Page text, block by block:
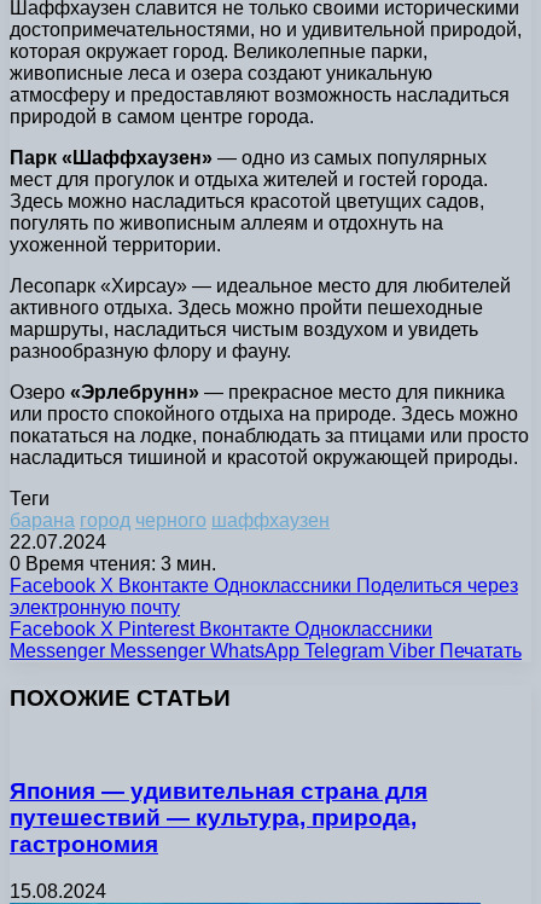
Шаффхаузен славится не только своими историческими
достопримечательностями, но и удивительной природой,
которая окружает город. Великолепные парки,
живописные леса и озера создают уникальную
атмосферу и предоставляют возможность насладиться
природой в самом центре города.
Парк «Шаффхаузен» — одно из самых популярных
мест для прогулок и отдыха жителей и гостей города.
Здесь можно насладиться красотой цветущих садов,
погулять по живописным аллеям и отдохнуть на
ухоженной территории.
Лесопарк «Хирсау» — идеальное место для любителей
активного отдыха. Здесь можно пройти пешеходные
маршруты, насладиться чистым воздухом и увидеть
разнообразную флору и фауну.
Озеро «Эрлебрунн» — прекрасное место для пикника
или просто спокойного отдыха на природе. Здесь можно
покататься на лодке, понаблюдать за птицами или просто
насладиться тишиной и красотой окружающей природы.
Теги
барана город черного шаффхаузен
22.07.2024
0 Время чтения: 3 мин.
Facebook X Вконтакте Одноклассники Поделиться через
электронную почту
Facebook X Pinterest Вконтакте Одноклассники
Messenger Messenger WhatsApp Telegram Viber Печатать
ПОХОЖИЕ СТАТЬИ
Япония — удивительная страна для
путешествий — культура, природа,
гастрономия
15.08.2024